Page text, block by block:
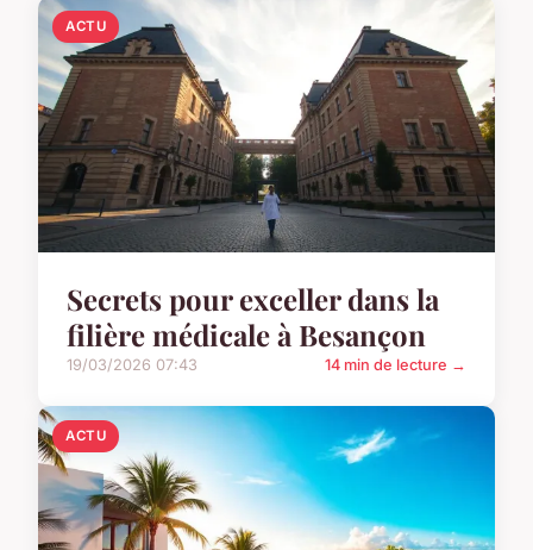
ACTU
Secrets pour exceller dans la
filière médicale à Besançon
19/03/2026 07:43 14 min de lecture →
ACTU